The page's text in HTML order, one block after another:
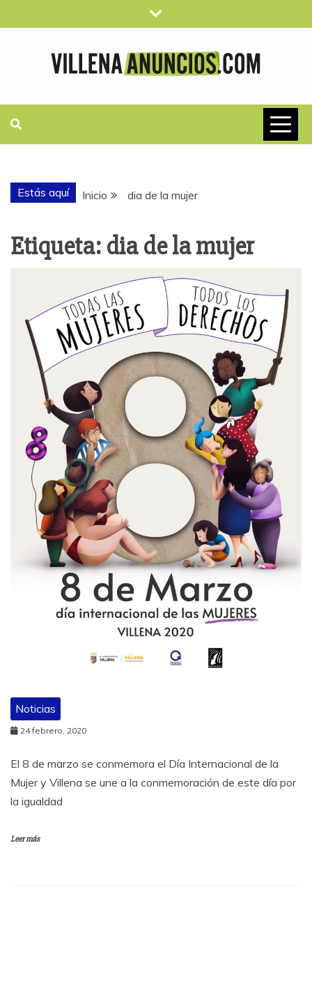
al
Estás aquí Inicio dia de la mujer
Etiqueta: dia de la mujer
Noticias
24 febrero, 2020
El 8 de marzo se conmemora el Día Internacional de la
Mujer y Villena se une a la conmemoración de este día por
la igualdad
Leer más